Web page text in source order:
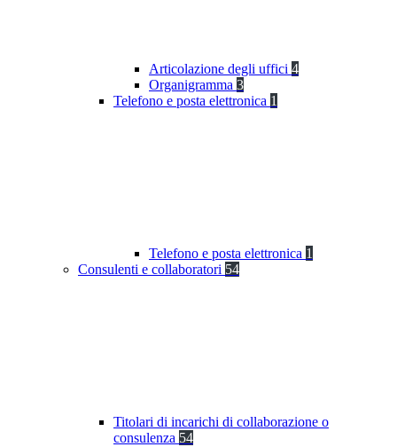
Articolazione degli uffici 4
Organigramma 3
Telefono e posta elettronica 1
Telefono e posta elettronica 1
Consulenti e collaboratori 54
Titolari di incarichi di collaborazione o
consulenza 54